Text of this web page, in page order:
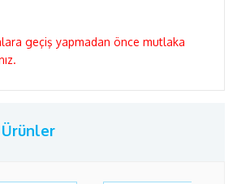
geçiş yapmadan önce mutlaka